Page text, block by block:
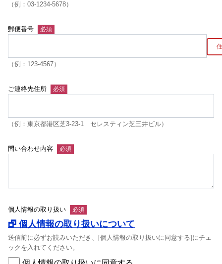
（例：03-1234-5678）
郵便番号
（例：123-4567）
ご連絡先住所
（例：東京都港区芝3-23-1 セレスティン芝三井ビル）
問い合わせ内容
個人情報の取り扱い
🗗 個人情報の取り扱いについて
送信前に必ずお読みいただき、[個人情報の取り扱いに同意する]にチェ
ックを入れてください。